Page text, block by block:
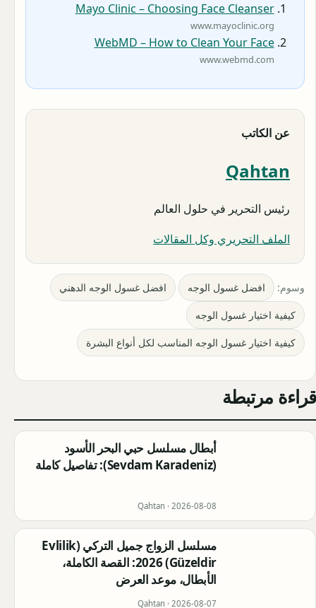
Mayo Clinic – Choosing Face Cleanser
www.mayoclinic.org
WebMD – How to Clean Your Face
www.webmd.com
عن الكاتب
Qahtan
رئيس التحرير في حلول العالم
الملف التحريري وكل المقالات
وسوم: افضل غسول الوجه افضل غسول الوجه الدهني
كيفية اختيار غسول الوجه
كيفية اختيار غسول الوجه المناسب لكل أنواع البشرة
قراءة مرتبطة
أبطال مسلسل حبي البحر الأسود
(Sevdam Karadeniz): تفاصيل كاملة
Qahtan · 2026-08-08
مسلسل الزواج جميل التركي (Evlilik
Güzeldir) 2026: القصة الكاملة،
الأبطال، موعد العرض
Qahtan · 2026-08-07